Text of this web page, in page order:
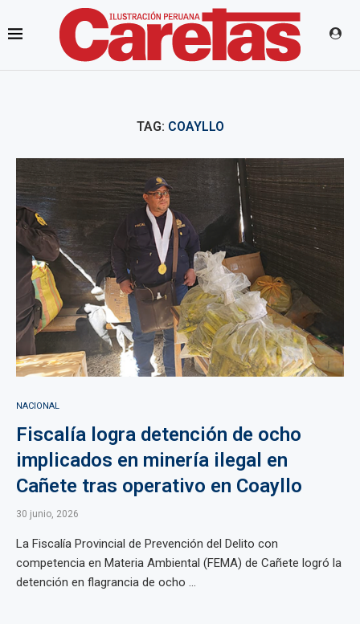
TAG: COAYLLO
NACIONAL
Fiscalía logra detención de ocho
implicados en minería ilegal en
Cañete tras operativo en Coayllo
30 junio, 2026
La Fiscalía Provincial de Prevención del Delito con
competencia en Materia Ambiental (FEMA) de Cañete logró la
detención en flagrancia de ocho ...